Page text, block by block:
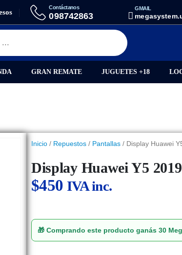
Contáctanos
098742863
GMAIL
GRAN REMATE JUGUETES +18
2019 / HONOR 8S OLED
Inicio/ Repuestos/ Pantallas/ Display Huawei
Display Huawei Y5
$450 IVA inc.
🎁 Comprando este producto ganás 30